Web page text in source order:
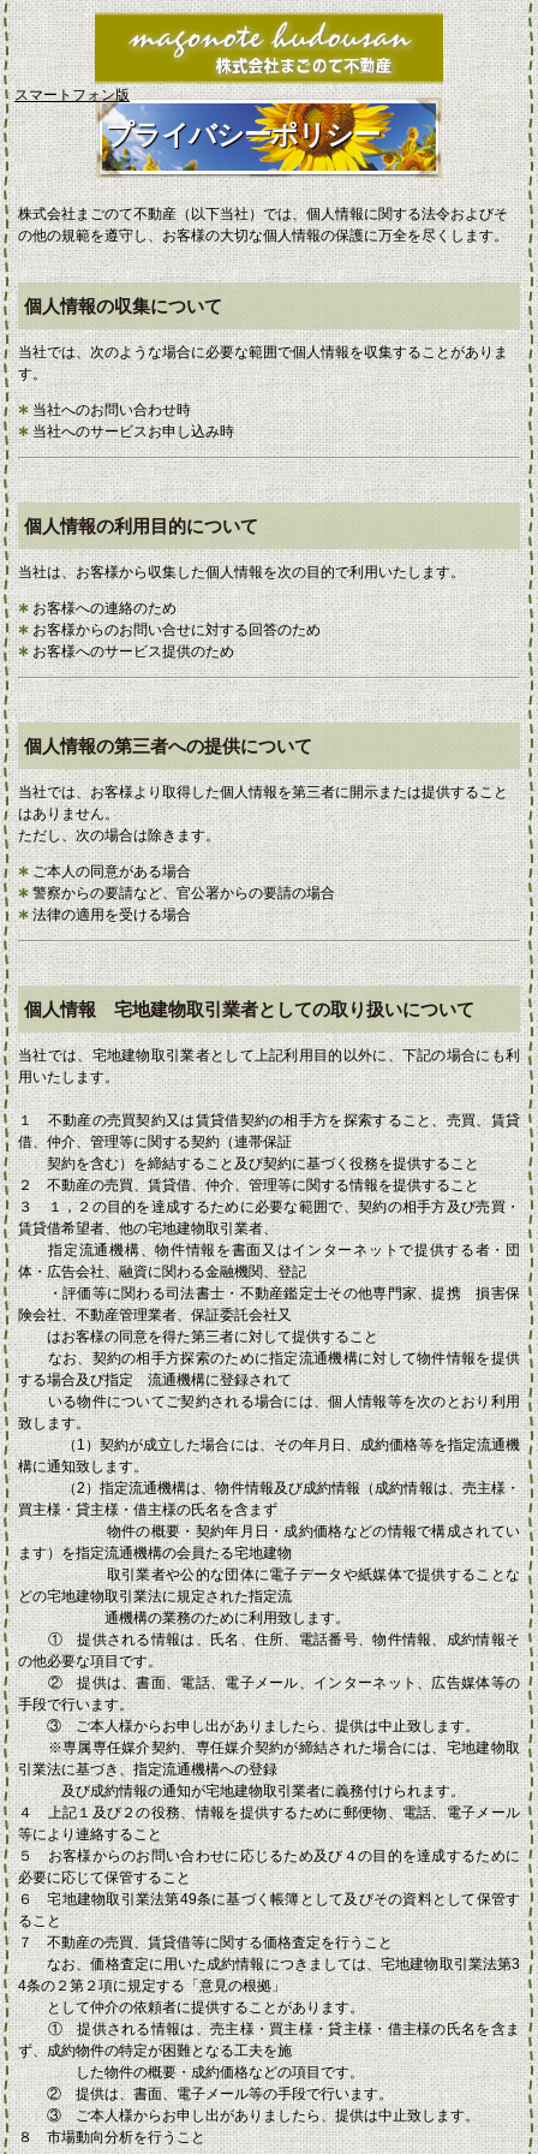
スマートフォン版
プライバシーポリシー
株式会社まごのて不動産（以下当社）では、個人情報に関する法令およびそ
の他の規範を遵守し、お客様の大切な個人情報の保護に万全を尽くします。
個人情報の収集について
当社では、次のような場合に必要な範囲で個人情報を収集することがありま
す。
当社へのお問い合わせ時
当社へのサービスお申し込み時
個人情報の利用目的について
当社は、お客様から収集した個人情報を次の目的で利用いたします。
お客様への連絡のため
お客様からのお問い合せに対する回答のため
お客様へのサービス提供のため
個人情報の第三者への提供について
当社では、お客様より取得した個人情報を第三者に開示または提供すること
はありません。
ただし、次の場合は除きます。
ご本人の同意がある場合
警察からの要請など、官公署からの要請の場合
法律の適用を受ける場合
個人情報 宅地建物取引業者としての取り扱いについて
当社では、宅地建物取引業者として上記利用目的以外に、下記の場合にも利
用いたします。
１ 不動産の売買契約又は賃貸借契約の相手方を探索すること、売買、賃貸
借、仲介、管理等に関する契約（連帯保証
契約を含む）を締結すること及び契約に基づく役務を提供すること
２ 不動産の売買、賃貸借、仲介、管理等に関する情報を提供すること
３ １，２の目的を達成するために必要な範囲で、契約の相手方及び売買・
賃貸借希望者、他の宅地建物取引業者、
指定流通機構、物件情報を書面又はインターネットで提供する者・団
体・広告会社、融資に関わる金融機関、登記
・評価等に関わる司法書士・不動産鑑定士その他専門家、提携 損害保
険会社、不動産管理業者、保証委託会社又
はお客様の同意を得た第三者に対して提供すること
なお、契約の相手方探索のために指定流通機構に対して物件情報を提供
する場合及び指定 流通機構に登録されて
いる物件についてご契約される場合には、個人情報等を次のとおり利用
致します。
（1）契約が成立した場合には、その年月日、成約価格等を指定流通機
構に通知致します。
（2）指定流通機構は、物件情報及び成約情報（成約情報は、売主様・
買主様・貸主様・借主様の氏名を含まず
物件の概要・契約年月日・成約価格などの情報で構成されてい
ます）を指定流通機構の会員たる宅地建物
取引業者や公的な団体に電子データや紙媒体で提供することな
どの宅地建物取引業法に規定された指定流
通機構の業務のために利用致します。
① 提供される情報は、氏名、住所、電話番号、物件情報、成約情報そ
の他必要な項目です。
② 提供は、書面、電話、電子メール、インターネット、広告媒体等の
手段で行います。
③ ご本人様からお申し出がありましたら、提供は中止致します。
※専属専任媒介契約、専任媒介契約が締結された場合には、宅地建物取
引業法に基づき、指定流通機構への登録
及び成約情報の通知が宅地建物取引業者に義務付けられます。
４ 上記１及び２の役務、情報を提供するために郵便物、電話、電子メール
等により連絡すること
５ お客様からのお問い合わせに応じるため及び４の目的を達成するために
必要に応じて保管すること
６ 宅地建物取引業法第49条に基づく帳簿として及びその資料として保管す
ること
７ 不動産の売買、賃貸借等に関する価格査定を行うこと
なお、価格査定に用いた成約情報につきましては、宅地建物取引業法第3
4条の２第２項に規定する「意見の根拠」
として仲介の依頼者に提供することがあります。
① 提供される情報は、売主様・買主様・貸主様・借主様の氏名を含ま
ず、成約物件の特定が困難となる工夫を施
した物件の概要・成約価格などの項目です。
② 提供は、書面、電子メール等の手段で行います。
③ ご本人様からお申し出がありましたら、提供は中止致します。
８ 市場動向分析を行うこと